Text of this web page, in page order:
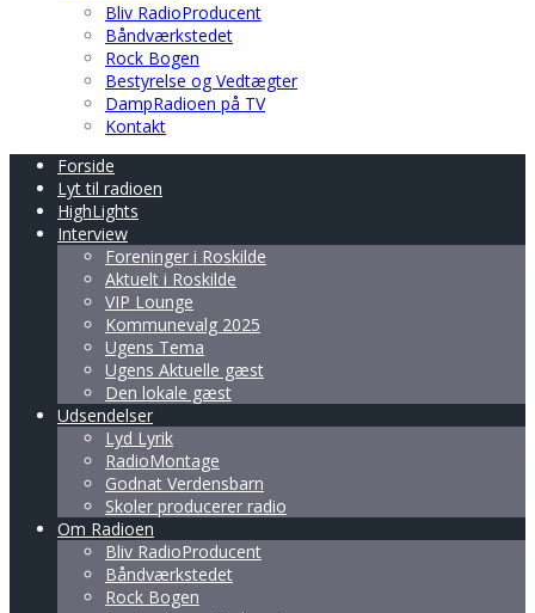
Bliv RadioProducent
Båndværkstedet
Rock Bogen
Bestyrelse og Vedtægter
DampRadioen på TV
Kontakt
Forside
Lyt til radioen
HighLights
Interview
Foreninger i Roskilde
Aktuelt i Roskilde
VIP Lounge
Kommunevalg 2025
Ugens Tema
Ugens Aktuelle gæst
Den lokale gæst
Udsendelser
Lyd Lyrik
RadioMontage
Godnat Verdensbarn
Skoler producerer radio
Om Radioen
Bliv RadioProducent
Båndværkstedet
Rock Bogen